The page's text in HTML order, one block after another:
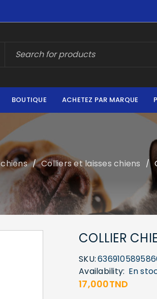
BOUTIQUE ACHETEZ PAR MARQUE
/ Colliers et laisses chiens /
COLLIER
SKU:
Availability: En
17,000TND